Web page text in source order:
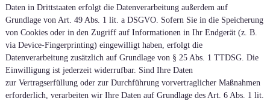
Daten in Drittstaaten erfolgt die Datenverarbeitung außerdem auf
Grundlage von Art. 49 Abs. 1 lit. a DSGVO. Sofern Sie in die Speicherung
von Cookies oder in den Zugriff auf Informationen in Ihr Endgerät (z. B.
via Device-Fingerprinting) eingewilligt haben, erfolgt die
Datenverarbeitung zusätzlich auf Grundlage von § 25 Abs. 1 TTDSG. Die
Einwilligung ist jederzeit widerrufbar. Sind Ihre Daten
zur Vertragserfüllung oder zur Durchführung vorvertraglicher Maßnahmen
erforderlich, verarbeiten wir Ihre Daten auf Grundlage des Art. 6 Abs. 1 lit.